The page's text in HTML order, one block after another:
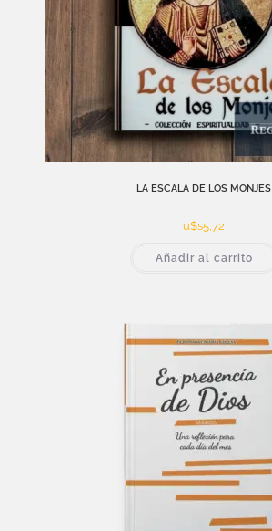
LA ESCALA DE LOS MONJES
u$s5,72
Añadir al carrito